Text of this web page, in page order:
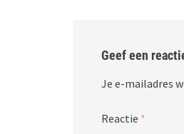
Geef een
Je e-mailadres
Reactie *